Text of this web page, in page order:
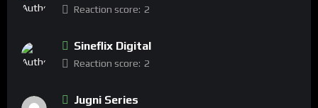
Reaction score: 2
Sineflix Digital
Reaction score: 2
Jugni Series